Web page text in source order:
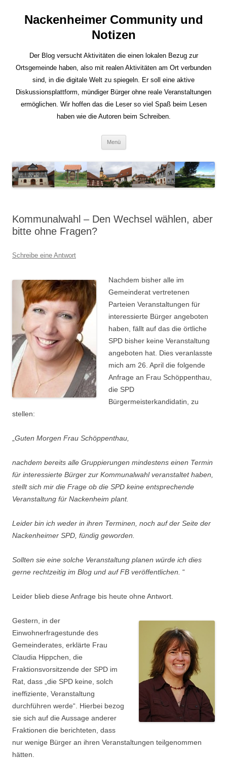
Nackenheimer Community und
Notizen
Der Blog versucht Aktivitäten die einen lokalen Bezug zur
Ortsgemeinde haben, also mit realen Aktivitäten am Ort verbunden
sind, in die digitale Welt zu spiegeln. Er soll eine aktive
Diskussionsplattform, mündiger Bürger ohne reale Veranstaltungen
ermöglichen. Wir hoffen das die Leser so viel Spaß beim Lesen
haben wie die Autoren beim Schreiben.
Menü
Kommunalwahl – Den Wechsel wählen, aber
bitte ohne Fragen?
Schreibe eine Antwort
Nachdem bisher alle im
Gemeinderat vertretenen
Parteien Veranstaltungen für
interessierte Bürger angeboten
haben, fällt auf das die örtliche
SPD bisher keine Veranstaltung
angeboten hat. Dies veranlasste
mich am 26. April die folgende
Anfrage an Frau Schöppenthau,
die SPD
Bürgermeisterkandidatin, zu
stellen:
Guten Morgen Frau Schöppenthau,
nachdem bereits alle Gruppierungen mindestens einen Termin
für interessierte Bürger zur Kommunalwahl veranstaltet haben,
stellt sich mir die Frage ob die SPD keine entsprechende
Veranstaltung für Nackenheim plant.
Leider bin ich weder in ihren Terminen, noch auf der Seite der
Nackenheimer SPD, fündig geworden.
Sollten sie eine solche Veranstaltung planen würde ich dies
gerne rechtzeitig im Blog und auf FB veröffentlichen. “
Leider blieb diese Anfrage bis heute ohne Antwort.
Gestern, in der
Einwohnerfragestunde des
Gemeinderates, erklärte Frau
Claudia Hippchen, die
Fraktionsvorsitzende der SPD im
Rat, dass „die SPD keine, solch
ineffiziente, Veranstaltung
durchführen werde“. Hierbei bezog
sie sich auf die Aussage anderer
Fraktionen die berichteten, dass
nur wenige Bürger an ihren Veranstaltungen teilgenommen
hätten.